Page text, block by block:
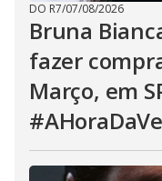
DO R7/07/08/2026
Bruna
fazer
Março, em